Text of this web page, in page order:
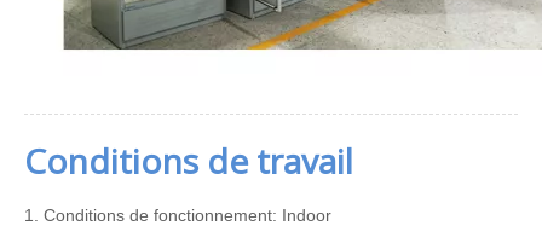
Conditions de travail
1. Conditions de fonctionnement: Indoor